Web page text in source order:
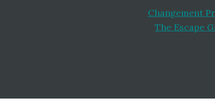
Changement
The Escape